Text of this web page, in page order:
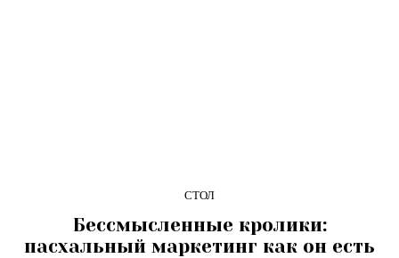
СТОЛ
Бессмысленные кролики:
пасхальный маркетинг как он есть